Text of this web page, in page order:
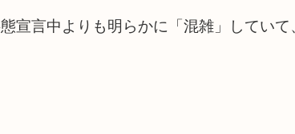
宣言中よりも明らかに「混雑」していて